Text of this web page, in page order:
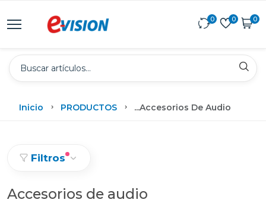
0 0 0
Inicio PRODUCTOS ...Accesorios De Audio
Filtros
Accesorios de audio